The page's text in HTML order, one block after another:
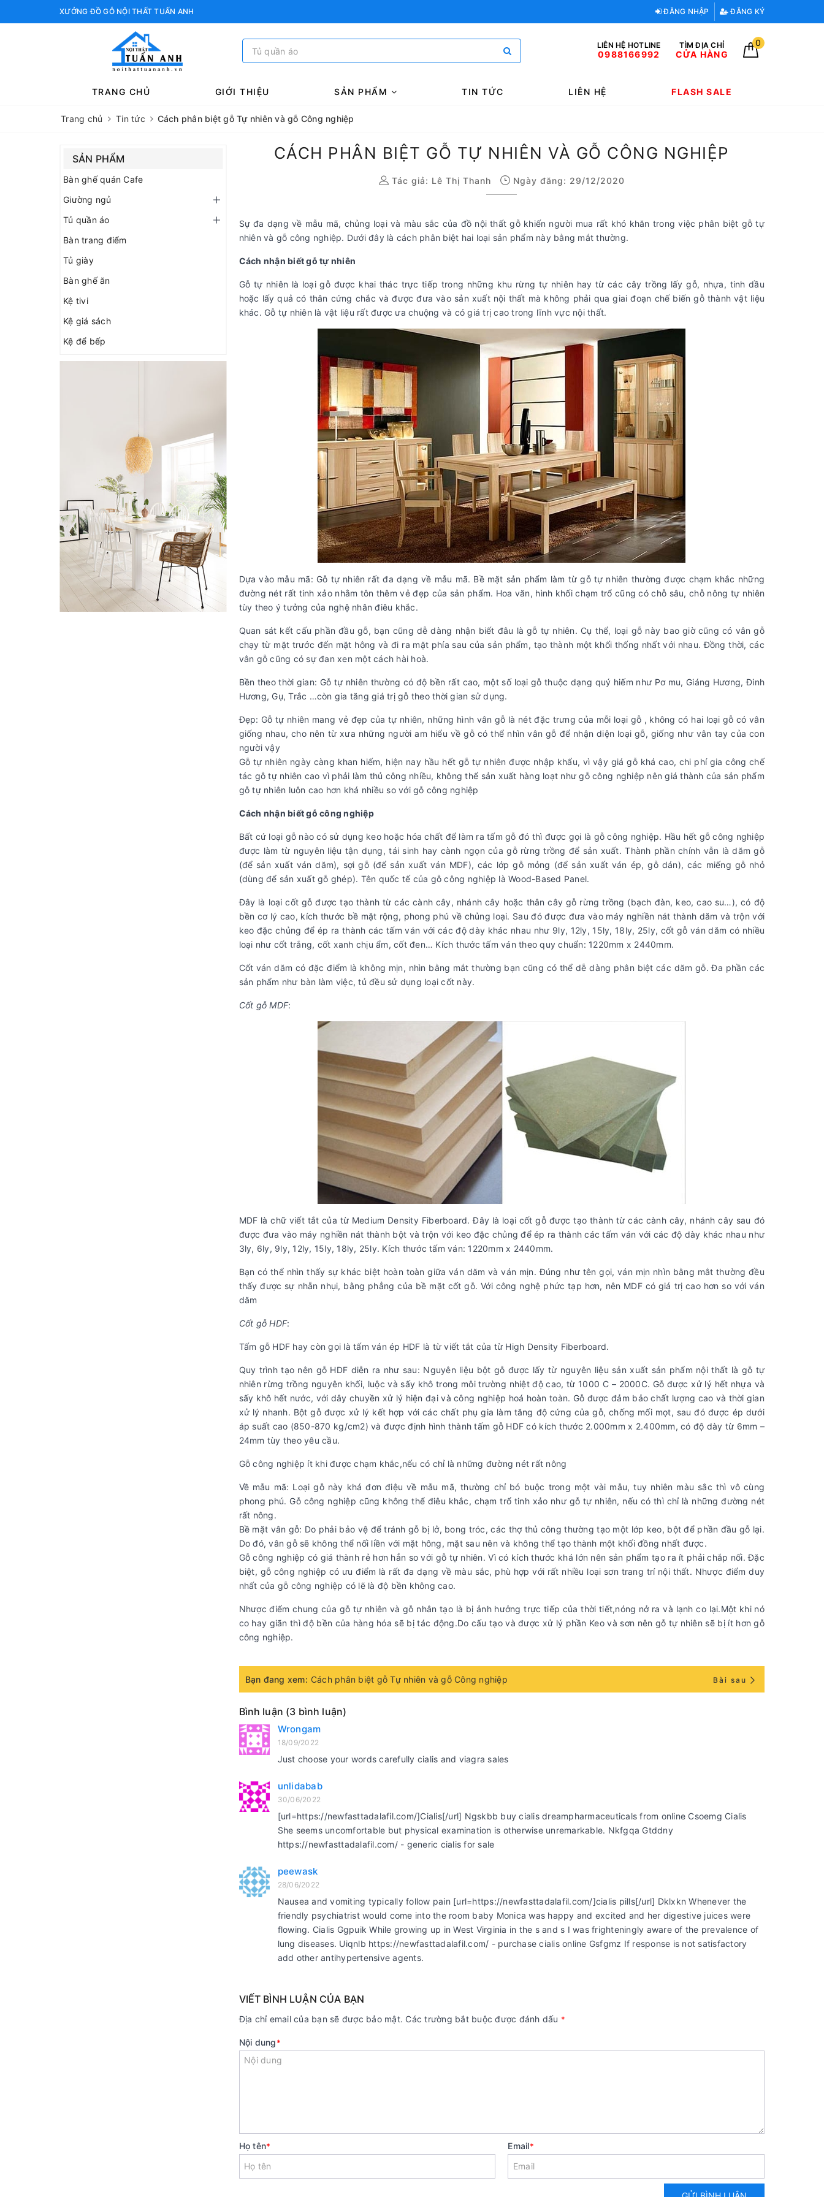
XƯỞNG ĐỒ GỖ NỘI THẤT TUẤN ANH ĐĂNG NHẬP ĐĂNG KÝ
LIÊN HỆ HOTLINE
0988166992
TÌM ĐỊA CHỈ
CỬA HÀNG
0
TRANG CHỦ GIỚI THIỆU SẢN PHẨM TIN TỨC LIÊN HỆ FLASH SALE
Trang chủ Tin tức Cách phân biệt gỗ Tự nhiên và gỗ Công nghiệp
CÁCH PHÂN BIỆT GỖ TỰ NHIÊN VÀ GỖ CÔNG NGHIỆP
Tác giả: Lê Thị Thanh Ngày đăng: 29/12/2020
Sự đa dạng về mẫu mã, chủng loại và màu sắc của đồ nội thất gỗ khiến người mua rất khó khăn trong việc phân biệt gỗ tự
nhiên và gỗ công nghiệp. Dưới đây là cách phân biệt hai loại sản phẩm này bằng mắt thường.
Cách nhận biết gỗ tự nhiên
Gỗ tự nhiên là loại gỗ được khai thác trực tiếp trong những khu rừng tự nhiên hay từ các cây trồng lấy gỗ, nhựa, tinh dầu
hoặc lấy quả có thân cứng chắc và được đưa vào sản xuất nội thất mà không phải qua giai đoạn chế biến gỗ thành vật liệu
khác. Gỗ tự nhiên là vật liệu rất được ưa chuộng và có giá trị cao trong lĩnh vực nội thất.
Dựa vào mẫu mã: Gỗ tự nhiên rất đa dạng về mẫu mã. Bề mặt sản phẩm làm từ gỗ tự nhiên thường được chạm khắc những
đường nét rất tinh xảo nhằm tôn thêm vẻ đẹp của sản phẩm. Hoa văn, hình khối chạm trổ cũng có chỗ sâu, chỗ nông tự nhiên
tùy theo ý tưởng của nghệ nhân điêu khắc.
Quan sát kết cấu phần đầu gỗ, bạn cũng dễ dàng nhận biết đâu là gỗ tự nhiên. Cụ thể, loại gỗ này bao giờ cũng có vân gỗ
chạy từ mặt trước đến mặt hông và đi ra mặt phía sau của sản phẩm, tạo thành một khối thống nhất với nhau. Đồng thời, các
vân gỗ cũng có sự đan xen một cách hài hoà.
Bền theo thời gian: Gỗ tự nhiên thường có độ bền rất cao, một số loại gỗ thuộc dạng quý hiếm như Pơ mu, Giáng Hương, Đinh
Hương, Gụ, Trắc …còn gia tăng giá trị gỗ theo thời gian sử dụng.
Đẹp: Gỗ tự nhiên mang vẻ đẹp của tự nhiên, những hình vân gỗ là nét đặc trưng của mỗi loại gỗ , không có hai loại gỗ có vân
giống nhau, cho nên từ xưa những người am hiểu về gỗ có thể nhìn vân gỗ để nhận diện loại gỗ, giống như vân tay của con
người vậy
Gỗ tự nhiên ngày càng khan hiếm, hiện nay hầu hết gỗ tự nhiên được nhập khẩu, vì vậy giá gỗ khá cao, chi phí gia công chế
tác gỗ tự nhiên cao vì phải làm thủ công nhiều, không thể sản xuất hàng loạt như gỗ công nghiệp nên giá thành của sản phẩm
gỗ tự nhiên luôn cao hơn khá nhiều so với gỗ công nghiệp
Cách nhận biết gỗ công nghiệp
Bất cứ loại gỗ nào có sử dụng keo hoặc hóa chất để làm ra tấm gỗ đó thì được gọi là gỗ công nghiệp. Hầu hết gỗ công nghiệp
được làm từ nguyên liệu tận dụng, tái sinh hay cành ngọn của gỗ rừng trồng để sản xuất. Thành phần chính vẫn là dăm gỗ
(để sản xuất ván dăm), sợi gỗ (để sản xuất ván MDF), các lớp gỗ mỏng (để sản xuất ván ép, gỗ dán), các miếng gỗ nhỏ
(dùng để sản xuất gỗ ghép). Tên quốc tế của gỗ công nghiệp là Wood-Based Panel.
Đây là loại cốt gỗ được tạo thành từ các cành cây, nhánh cây hoặc thân cây gỗ rừng trồng (bạch đàn, keo, cao su…), có độ
bền cơ lý cao, kích thước bề mặt rộng, phong phú về chủng loại. Sau đó được đưa vào máy nghiền nát thành dăm và trộn với
keo đặc chủng để ép ra thành các tấm ván với các độ dày khác nhau như 9ly, 12ly, 15ly, 18ly, 25ly, cốt gỗ ván dăm có nhiều
loại như cốt trắng, cốt xanh chịu ẩm, cốt đen… Kích thước tấm ván theo quy chuẩn: 1220mm x 2440mm.
Cốt ván dăm có đặc điểm là không mịn, nhìn bằng mắt thường bạn cũng có thể dễ dàng phân biệt các dăm gỗ. Đa phần các
sản phẩm như bàn làm việc, tủ đều sử dụng loại cốt này.
Cốt gỗ MDF:
MDF là chữ viết tắt của từ Medium Density Fiberboard. Đây là loại cốt gỗ được tạo thành từ các cành cây, nhánh cây sau đó
được đưa vào máy nghiền nát thành bột và trộn với keo đặc chủng để ép ra thành các tấm ván với các độ dày khác nhau như
3ly, 6ly, 9ly, 12ly, 15ly, 18ly, 25ly. Kích thước tấm ván: 1220mm x 2440mm.
Bạn có thể nhìn thấy sự khác biệt hoàn toàn giữa ván dăm và ván mịn. Đúng như tên gọi, ván mịn nhìn bằng mắt thường đều
thấy được sự nhẵn nhụi, bằng phẳng của bề mặt cốt gỗ. Với công nghệ phức tạp hơn, nên MDF có giá trị cao hơn so với ván
dăm
Cốt gỗ HDF:
Tấm gỗ HDF hay còn gọi là tấm ván ép HDF là từ viết tắt của từ High Density Fiberboard.
Quy trình tạo nên gỗ HDF diễn ra như sau: Nguyên liệu bột gỗ được lấy từ nguyên liệu sản xuất sản phẩm nội thất là gỗ tự
nhiên rừng trồng nguyên khối, luộc và sấy khô trong môi trường nhiệt độ cao, từ 1000 C – 2000C. Gỗ được xử lý hết nhựa và
sấy khô hết nước, với dây chuyền xử lý hiện đại và công nghiệp hoá hoàn toàn. Gỗ được đảm bảo chất lượng cao và thời gian
xử lý nhanh. Bột gỗ được xử lý kết hợp với các chất phụ gia làm tăng độ cứng của gỗ, chống mối mọt, sau đó được ép dưới
áp suất cao (850-870 kg/cm2) và được định hình thành tấm gỗ HDF có kích thước 2.000mm x 2.400mm, có độ dày từ 6mm –
24mm tùy theo yêu cầu.
Gỗ công nghiệp ít khi được chạm khắc,nếu có chỉ là những đường nét rất nông
Về mẫu mã: Loại gỗ này khá đơn điệu về mẫu mã, thường chỉ bó buộc trong một vài mẫu, tuy nhiên màu sắc thì vô cùng
phong phú. Gỗ công nghiệp cũng không thể điêu khắc, chạm trổ tinh xảo như gỗ tự nhiên, nếu có thì chỉ là những đường nét
rất nông.
Bề mặt vân gỗ: Do phải bảo vệ để tránh gỗ bị lở, bong tróc, các thợ thủ công thường tạo một lớp keo, bột để phần đầu gỗ lại.
Do đó, vân gỗ sẽ không thể nối liền với mặt hông, mặt sau nên và không thể tạo thành một khối đồng nhất được.
Gỗ công nghiệp có giá thành rẻ hơn hẳn so với gỗ tự nhiên. Vì có kích thước khá lớn nên sản phẩm tạo ra ít phải chắp nối. Đặc
biệt, gỗ công nghiệp có ưu điểm là rất đa dạng về màu sắc, phù hợp với rất nhiều loại sơn trang trí nội thất. Nhược điểm duy
nhất của gỗ công nghiệp có lẽ là độ bền không cao.
Nhược điểm chung của gỗ tự nhiên và gỗ nhân tạo là bị ảnh hưởng trực tiếp của thời tiết,nóng nở ra và lạnh co lại.Một khi nó
co hay giãn thì độ bền của hàng hóa sẽ bị tác động.Do cấu tạo và được xử lý phần Keo và sơn nên gỗ tự nhiên sẽ bị ít hơn gỗ
công nghiệp.
Bạn đang xem: Cách phân biệt gỗ Tự nhiên và gỗ Công nghiệp Bài sau
Bình luận (3 bình luận)
Wrongam
18/09/2022
Just choose your words carefully cialis and viagra sales
unlidabab
30/06/2022
[url=https://newfasttadalafil.com/]Cialis[/url] Ngskbb buy cialis dreampharmaceuticals from online Csoemg Cialis
She seems uncomfortable but physical examination is otherwise unremarkable. Nkfgqa Gtddny
https://newfasttadalafil.com/ - generic cialis for sale
peewask
28/06/2022
Nausea and vomiting typically follow pain [url=https://newfasttadalafil.com/]cialis pills[/url] Dklxkn Whenever the
friendly psychiatrist would come into the room baby Monica was happy and excited and her digestive juices were
flowing. Cialis Ggpuik While growing up in West Virginia in the s and s I was frighteningly aware of the prevalence of
lung diseases. Uiqnlb https://newfasttadalafil.com/ - purchase cialis online Gsfgmz If response is not satisfactory
add other antihypertensive agents.
VIẾT BÌNH LUẬN CỦA BẠN
Địa chỉ email của bạn sẽ được bảo mật. Các trường bắt buộc được đánh dấu *
Nội dung*
Họ tên* Email*
SẢN PHẨM
Bàn ghế quán Cafe
Giường ngủ
Tủ quần áo
Bàn trang điểm
Tủ giày
Bàn ghế ăn
Kệ tivi
Kệ giá sách
Kệ để bếp